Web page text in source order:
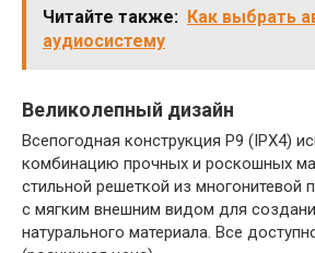
Читайте также: Как выбрать
аудиосистему
Великолепный дизайн
Всепогодная конструкция P9 (IPX4)
комбинацию прочных и роскошных
стильной решеткой из многонитевой
с мягким внешним видом для
натурального материала. Все